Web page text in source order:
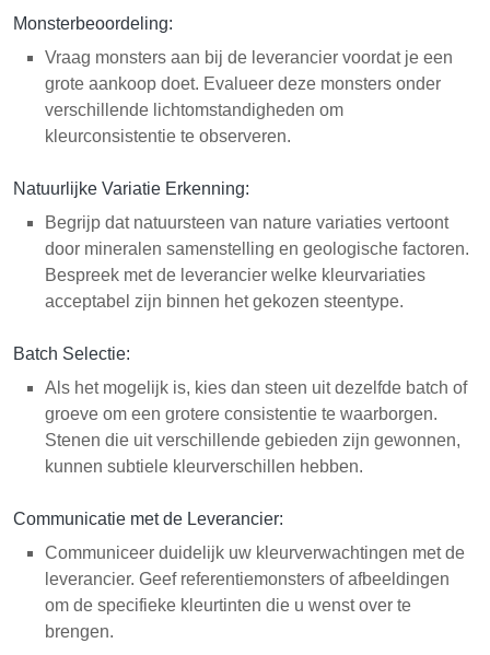
Monsterbeoordeling:
Vraag monsters aan bij de leverancier voordat je een
grote aankoop doet. Evalueer deze monsters onder
verschillende lichtomstandigheden om
kleurconsistentie te observeren.
Natuurlijke Variatie Erkenning:
Begrijp dat natuursteen van nature variaties vertoont
door mineralen samenstelling en geologische factoren.
Bespreek met de leverancier welke kleurvariaties
acceptabel zijn binnen het gekozen steentype.
Batch Selectie:
Als het mogelijk is, kies dan steen uit dezelfde batch of
groeve om een grotere consistentie te waarborgen.
Stenen die uit verschillende gebieden zijn gewonnen,
kunnen subtiele kleurverschillen hebben.
Communicatie met de Leverancier:
Communiceer duidelijk uw kleurverwachtingen met de
leverancier. Geef referentiemonsters of afbeeldingen
om de specifieke kleurtinten die u wenst over te
brengen.